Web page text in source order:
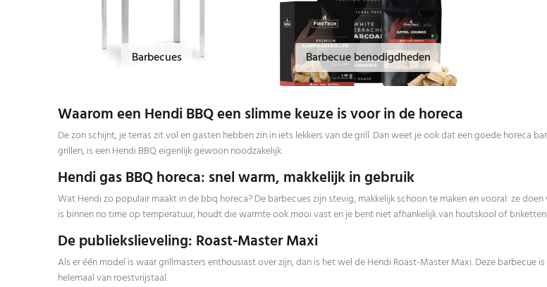
Barbecues Barbecue benodigdheden
Waarom een Hendi BBQ een slimme keuze is voor in de horeca
De zon schijnt, je terras zit vol en gasten hebben zin in iets lekkers van de grill. Dan weet je ook dat een goede horeca
grillen, is een Hendi BBQ eigenlijk gewoon noodzakelijk.
Hendi gas BBQ horeca: snel warm, makkelijk in gebruik
Wat Hendi zo populair maakt in de bbq horeca? De barbecues zijn stevig, makkelijk schoon te maken en vooral: ze
is binnen no time op temperatuur, houdt die warmte ook mooi vast en je bent niet afhankelijk van houtskool of
De publiekslieveling: Roast-Master Maxi
Als er één model is waar grillmasters enthousiast over zijn, dan is het wel de Hendi Roast-Master Maxi. Deze
helemaal van roestvrijstaal.